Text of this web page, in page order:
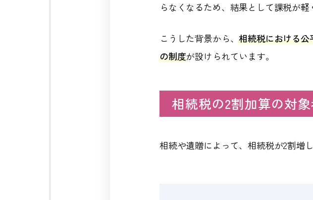
らなくなるため、結果として課税が軽
こうした背景から、相続税における
の制度が設けられています。
相続税の2割加算の対
相続や遺贈によって、相続税が2割増